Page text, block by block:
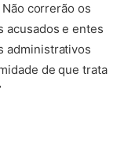
correrão os
acusados e entes
administrativos
de que trata